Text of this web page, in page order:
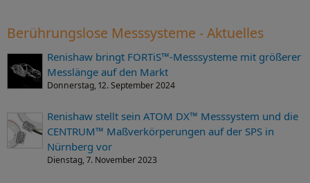
Berührungslose Messsysteme - Aktuelles
Renishaw bringt FORTiS™-Messsysteme mit größerer
Messlänge auf den Markt
Donnerstag, 12. September 2024
Renishaw stellt sein ATOM DX™ Messsystem und die
CENTRUM™ Maßverkörperungen auf der SPS in
Nürnberg vor
Dienstag, 7. November 2023